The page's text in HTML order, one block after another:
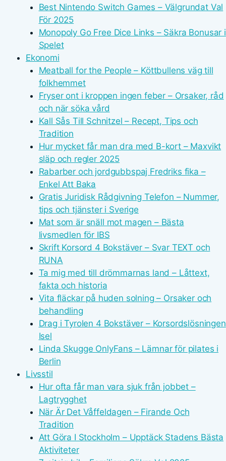
Best Nintendo Switch Games – Välgrundat Val
För 2025
Monopoly Go Free Dice Links – Säkra Bonusar i
Spelet
Ekonomi
Meatball for the People – Köttbullens väg till
folkhemmet
Fryser ont i kroppen ingen feber – Orsaker, råd
och när söka vård
Kall Sås Till Schnitzel – Recept, Tips och
Tradition
Hur mycket får man dra med B-kort – Maxvikt
släp och regler 2025
Rabarber och jordgubbspaj Fredriks fika –
Enkel Att Baka
Gratis Juridisk Rådgivning Telefon – Nummer,
tips och tjänster i Sverige
Mat som är snäll mot magen – Bästa
livsmedlen för IBS
Skrift Korsord 4 Bokstäver – Svar TEXT och
RUNA
Ta mig med till drömmarnas land – Låttext,
fakta och historia
Vita fläckar på huden solning – Orsaker och
behandling
Drag i Tyrolen 4 Bokstäver – Korsordslösningen
Isel
Linda Skugge OnlyFans – Lämnar för pilates i
Berlin
Livsstil
Hur ofta får man vara sjuk från jobbet –
Lagtrygghet
När Är Det Våffeldagen – Firande Och
Tradition
Att Göra I Stockholm – Upptäck Stadens Bästa
Aktiviteter